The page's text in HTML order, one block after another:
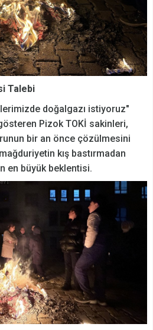
Talebi
doğalgazı istiyoruz"
Pizok TOKİ sakinleri,
bir an önce çözülmesini
kış bastırmadan
en büyük beklentisi.